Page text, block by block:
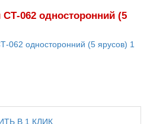
062 односторонний (5
В 1 КЛИК